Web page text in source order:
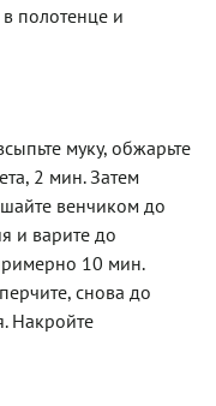
в полотенце и
муку, обжарьте
2 мин. Затем
венчиком до
и варите до
10 мин.
снова до
Накройте